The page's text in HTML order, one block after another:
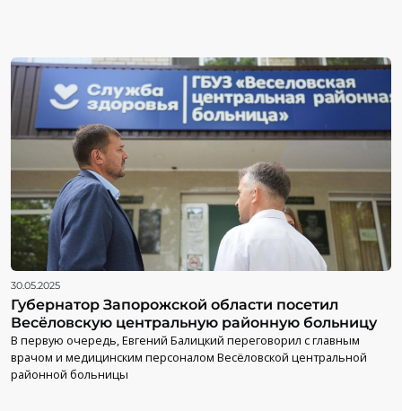
30.05.2025
Губернатор Запорожской области посетил
Весёловскую центральную районную больницу
В первую очередь, Евгений Балицкий переговорил с главным
врачом и медицинским персоналом Весёловской центральной
районной больницы